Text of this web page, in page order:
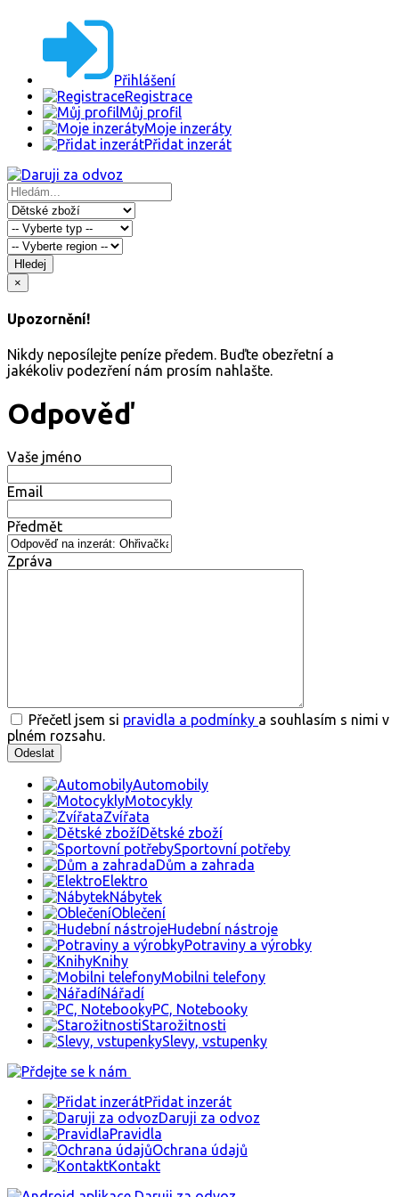
Přihlášení
Registrace
Můj profil
Moje inzeráty
Přidat inzerát
Hledej
×
Upozornění!
Nikdy neposílejte peníze předem. Buďte obezřetní a
jakékoliv podezření nám prosím nahlašte.
Odpověď
Vaše jméno
Email
Předmět
Zpráva
Přečetl jsem si pravidla a podmínky a souhlasím s nimi v
plném rozsahu.
Automobily
Motocykly
Zvířata
Dětské zboží
Sportovní potřeby
Dům a zahrada
Elektro
Nábytek
Oblečení
Hudební nástroje
Potraviny a výrobky
Knihy
Mobilni telefony
Nářadí
PC, Notebooky
Starožitnosti
Slevy, vstupenky
Přidat inzerát
Daruji za odvoz
Pravidla
Ochrana údajů
Kontakt